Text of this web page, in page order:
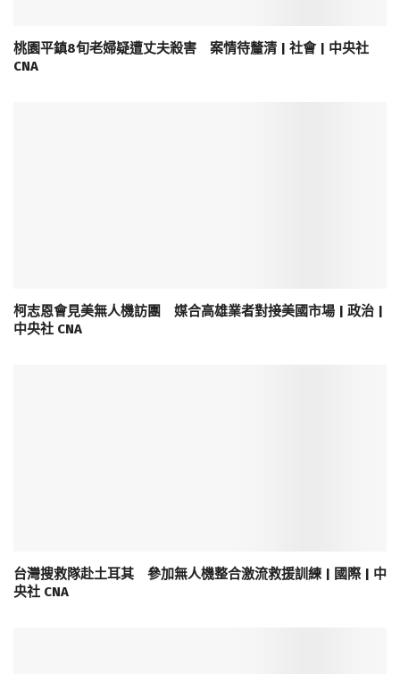
桃園平鎮8旬老婦疑遭丈夫殺害 案情待釐清 | 社會 | 中央社
CNA
柯志恩會見美無人機訪團 媒合高雄業者對接美國市場 | 政治 |
中央社 CNA
台灣搜救隊赴土耳其 參加無人機整合激流救援訓練 | 國際 | 中
央社 CNA